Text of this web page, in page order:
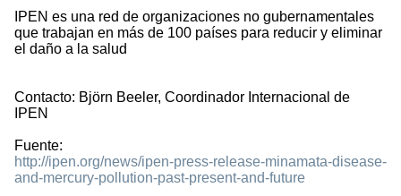
IPEN es una red de organizaciones no gubernamentales
que trabajan en más de 100 países para reducir y eliminar
el daño a la salud
Contacto: Björn Beeler, Coordinador Internacional de
IPEN
Fuente:
http://ipen.org/news/ipen-press-release-minamata-disease-
and-mercury-pollution-past-present-and-future